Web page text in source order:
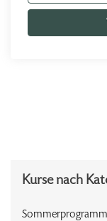
Kurse nach
Sommerprogramm